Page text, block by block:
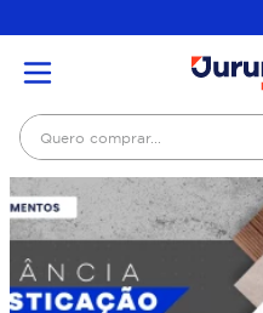
Quero comprar...